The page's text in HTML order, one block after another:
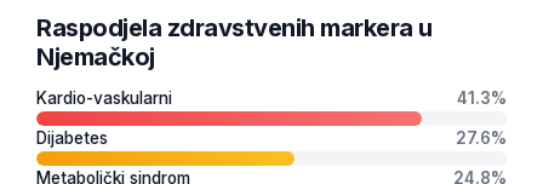
Raspodjela zdravstvenih markera u
Njemačkoj
Kardio-vaskularni 41.3%
Dijabetes 27.6%
Metabolički sindrom 24.8%
日本語
Čeština
Русский